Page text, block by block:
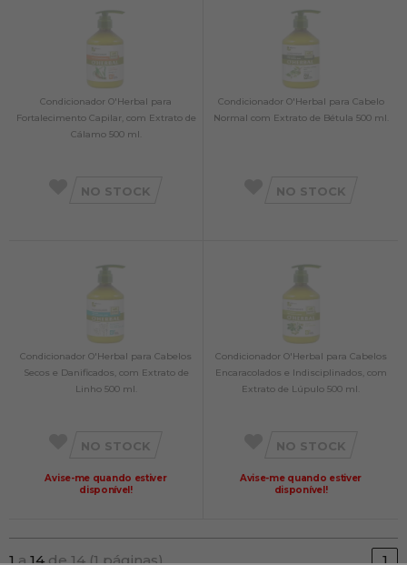
Condicionador O'Herbal para
Fortalecimento Capilar, com Extrato de
Cálamo 500 ml.
NO STOCK
Condicionador O'Herbal para Cabelo
Normal com Extrato de Bétula 500 ml.
NO STOCK
Condicionador O'Herbal para Cabelos
Secos e Danificados, com Extrato de
Linho 500 ml.
NO STOCK
Avise-me quando estiver
disponível!
Condicionador O'Herbal para Cabelos
Encaracolados e Indisciplinados, com
Extrato de Lúpulo 500 ml.
NO STOCK
Avise-me quando estiver
disponível!
1a14de 14 (1 páginas) 1